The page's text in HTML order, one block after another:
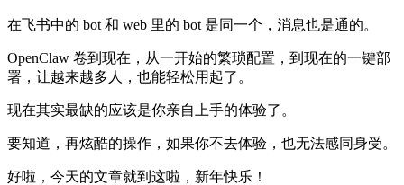
在飞书中的 bot 和 web 里的 bot 是同一个，消息也是通的。
OpenClaw 卷到现在，从一开始的繁琐配置，到现在的一键部
署，让越来越多人，也能轻松用起了。
现在其实最缺的应该是你亲自上手的体验了。
要知道，再炫酷的操作，如果你不去体验，也无法感同身受。
好啦，今天的文章就到这啦，新年快乐！